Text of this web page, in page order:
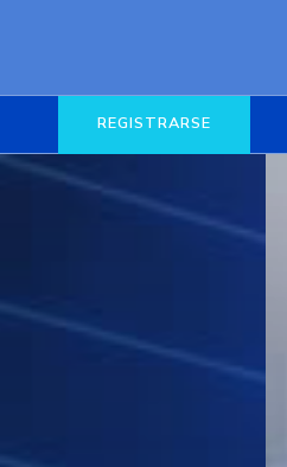
REGISTRARSE